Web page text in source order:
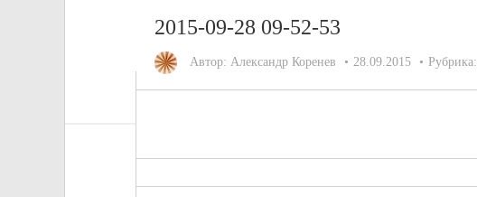
2015-09-28 09-52-53
Автор: Александр Коренев 28.09.2015 Рубрика: